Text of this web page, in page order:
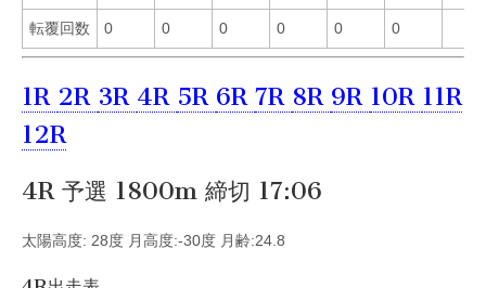
転覆回数 0 0 0 0 0 0
1R 2R 3R 4R 5R 6R 7R 8R 9R 10R 11R
12R
4R 予選 1800m 締切 17:06
太陽高度: 28度 月高度:-30度 月齢:24.8